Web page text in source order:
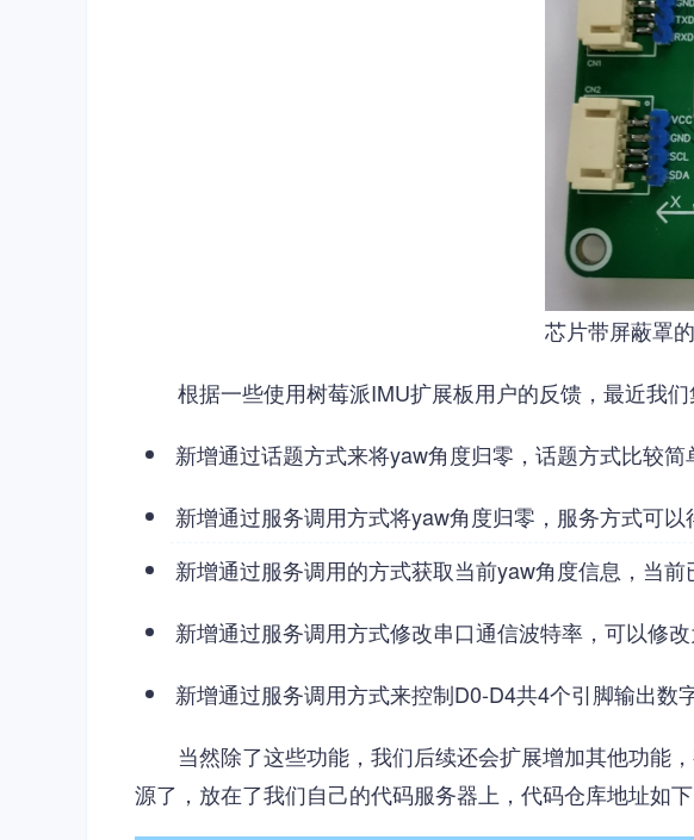
芯片带屏蔽罩
根据一些使用树莓派IMU扩展板用户的反馈，最近我
新增通过话题方式来将yaw角度归零，话题方式比较简
新增通过服务调用方式将yaw角度归零，服务方式可以
新增通过服务调用的方式获取当前yaw角度信息，当
新增通过服务调用方式修改串口通信波特率，可以修
新增通过服务调用方式来控制D0-D4共4个引脚输出数
当然除了这些功能，我们后续还会扩展增加其他功能
源了，放在了我们自己的代码服务器上，代码仓库地址如下